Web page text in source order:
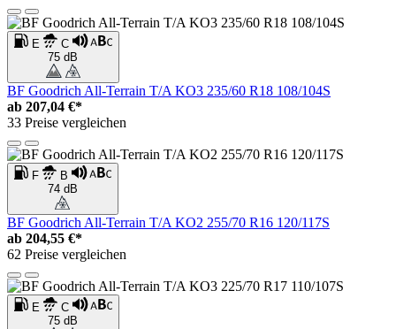
E
C
75 dB
BF Goodrich All-Terrain T/A KO3 235/60 R18 108/104S
ab 207,04 €*
33 Preise vergleichen
F
B
74 dB
BF Goodrich All-Terrain T/A KO2 255/70 R16 120/117S
ab 204,55 €*
62 Preise vergleichen
E
C
75 dB